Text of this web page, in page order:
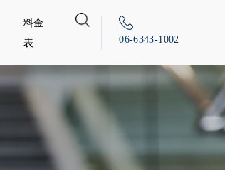
料金
表
06-6343-1002